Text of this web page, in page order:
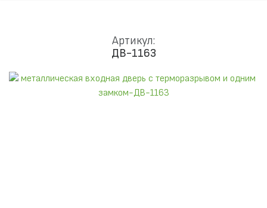
Артикул:
ДВ-1163